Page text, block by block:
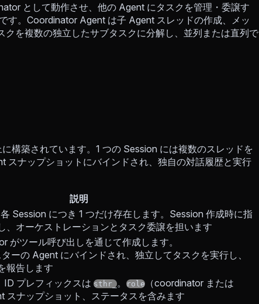
として動作させ、他の Agent にタスクを管理・委譲す
す。Coordinator Agent は子 Agent スレッドの作成、メッ
を複数の独立したサブタスクに分解し、並列または直列で
構築されています。1 つの Session には複数のスレッドを
スナップショットにバインドされ、独自の対話履歴と実行
説明
Session につき 1 つだけ存在します。Session 作成時に指
、オーケストレーションとタスク委譲を担います
がツール呼び出しを通じて作成します。
ターの Agent にバインドされ、独立してタスクを実行し、
報告します
ID プレフィックスは sthr_。 role
（coordinator または
スナップショット、ステータスを含みます